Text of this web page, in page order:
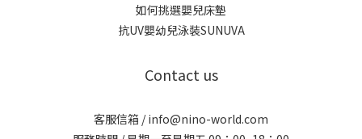
如何挑選嬰兒床墊
抗UV嬰幼兒泳裝SUNUVA
Contact us
客服信箱 / info@nino-world.com